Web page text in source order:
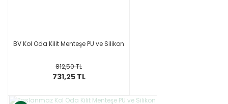
BV Kol Oda Kilit Menteşe PU ve Silikon
812,50 TL
731,25 TL